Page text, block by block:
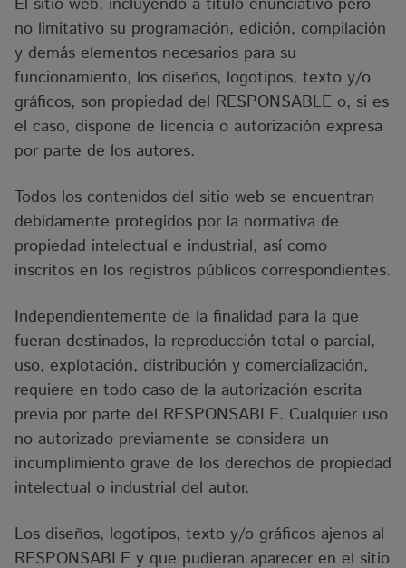
no limitativo su programación, edición, compilación
y demás elementos necesarios para su
funcionamiento, los diseños, logotipos, texto y/o
gráficos, son propiedad del RESPONSABLE o, si es
el caso, dispone de licencia o autorización expresa
por parte de los autores.
Todos los contenidos del sitio web se encuentran
debidamente protegidos por la normativa de
propiedad intelectual e industrial, así como
inscritos en los registros públicos correspondientes.
Independientemente de la finalidad para la que
fueran destinados, la reproducción total o parcial,
uso, explotación, distribución y comercialización,
requiere en todo caso de la autorización escrita
previa por parte del RESPONSABLE. Cualquier uso
no autorizado previamente se considera un
incumplimiento grave de los derechos de propiedad
intelectual o industrial del autor.
Los diseños, logotipos, texto y/o gráficos ajenos al
RESPONSABLE y que pudieran aparecer en el sitio